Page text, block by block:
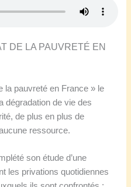
DE LA PAUVRETÉ EN
la pauvreté en France » le
dégradation de vie des
de plus en plus de
ressource.
son étude d’une
les privations quotidiennes